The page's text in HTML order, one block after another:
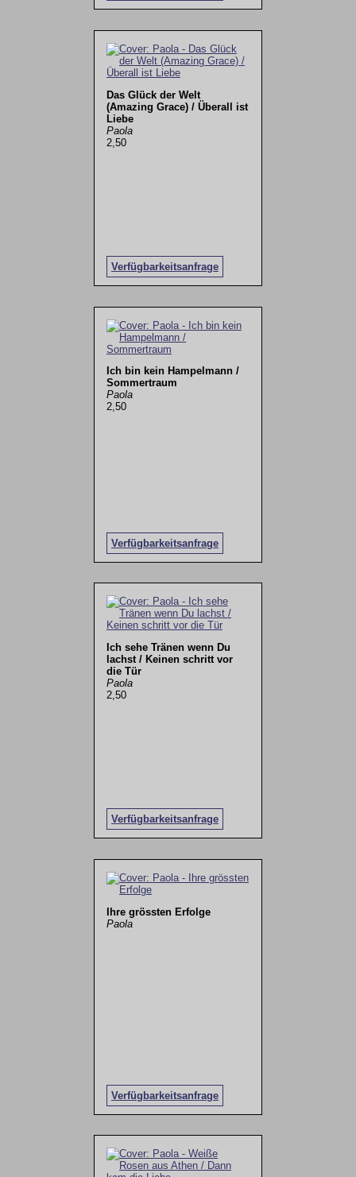
Das Glück der Welt
(Amazing Grace) / Überall ist
Liebe
Paola
2,50
Verfügbarkeitsanfrage
Ich bin kein Hampelmann /
Sommertraum
Paola
2,50
Verfügbarkeitsanfrage
Ich sehe Tränen wenn Du
lachst / Keinen schritt vor
die Tür
Paola
2,50
Verfügbarkeitsanfrage
Ihre grössten Erfolge
Paola
Verfügbarkeitsanfrage